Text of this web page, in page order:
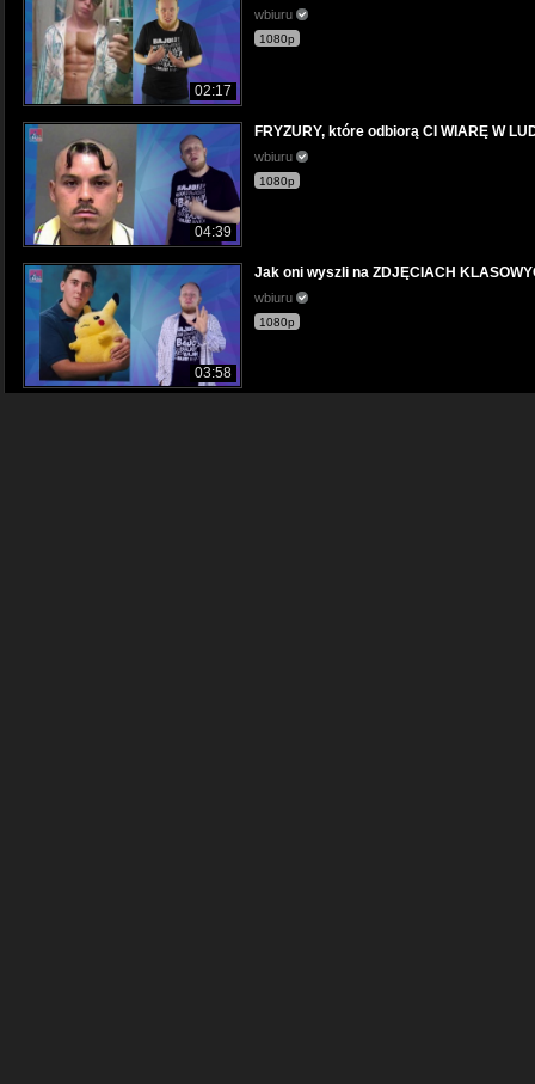
02:17
wbiuru
1080p
04:39
FRYZURY, które odbiorą CI WIARĘ W
wbiuru
1080p
03:58
Jak oni wyszli na ZDJĘCIACH
wbiuru
1080p